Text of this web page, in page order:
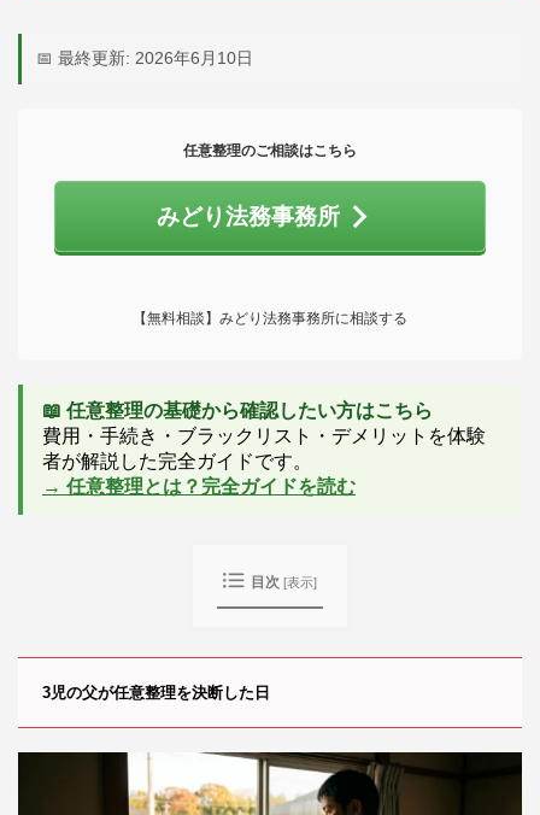
📅 最終更新: 2026年6月10日
任意整理のご相談はこちら
みどり法務事務所
【無料相談】みどり法務事務所に相談する
📖 任意整理の基礎から確認したい方はこちら
費用・手続き・ブラックリスト・デメリットを体験
者が解説した完全ガイドです。
→ 任意整理とは？完全ガイドを読む
目次 [表示]
3児の父が任意整理を決断した日